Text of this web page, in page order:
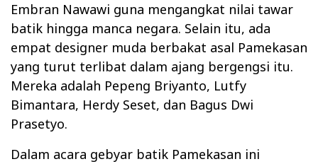
Embran Nawawi guna mengangkat nilai tawar
batik hingga manca negara. Selain itu, ada
empat designer muda berbakat asal Pamekasan
yang turut terlibat dalam ajang bergengsi itu.
Mereka adalah Pepeng Briyanto, Lutfy
Bimantara, Herdy Seset, dan Bagus Dwi
Prasetyo.
Dalam acara gebyar batik Pamekasan ini